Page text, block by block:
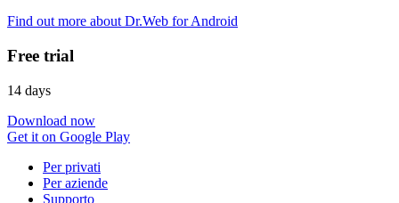
Find out more about Dr.Web for Android
Free trial
14 days
Download now
Get it on Google Play
Per privati
Per aziende
Supporto